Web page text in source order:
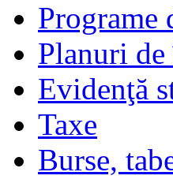
Programe
Planuri
Evidenţă
Taxe
Burse,